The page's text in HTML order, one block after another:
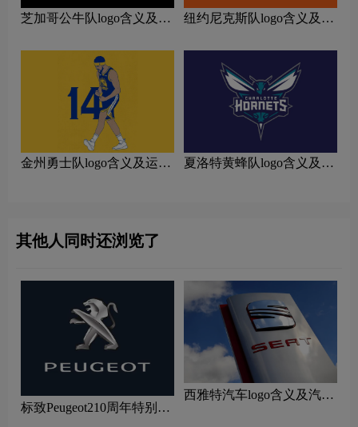
芝加哥公牛队logo含义及运
纽约尼克斯队logo含义及运
金州勇士队logo含义及运动
夏洛特黄蜂队logo含义及运
其他人同时还浏览了
标致Peugeot210周年特别版
西雅特汽车logo含义及汽车